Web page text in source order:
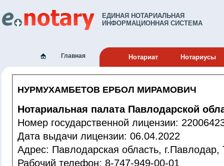
ЕДИНАЯ НОТАРИАЛЬНАЯ
ИНФОРМАЦИОННАЯ СИСТЕМА
Главная Нотариат Нотариусы
НУРМУХАМБЕТОВ ЕРБОЛ МИРАМОВИЧ
Нотариальная палата Павлодарской
Номер государственной лицензии:
Дата выдачи лицензии: 06.04.2022
Адрес: Павлодарская область,
Рабочий телефон: 8-747-949-00-01